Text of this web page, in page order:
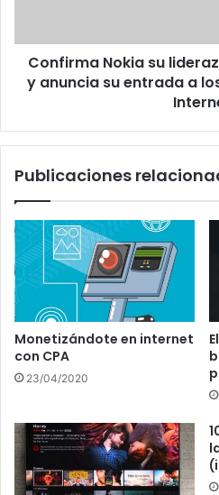
anuncia
entrada
servicios
de
Confirma Nokia su
y anuncia su entrada a
Publicaciones
Monetizándote en internet
con CPA
23/04/2020